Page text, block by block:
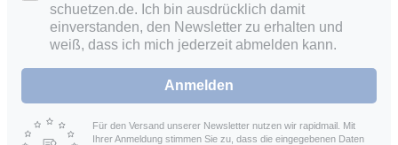
schuetzen.de. Ich bin ausdrücklich damit
einverstanden, den Newsletter zu erhalten und
weiß, dass ich mich jederzeit abmelden kann.
Anmelden
Für den Versand unserer Newsletter nutzen wir rapidmail. Mit
Ihrer Anmeldung stimmen Sie zu, dass die eingegebenen Daten